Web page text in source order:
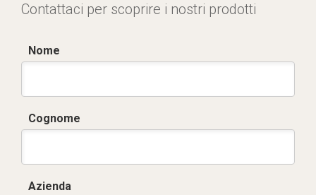
Contattaci per scoprire i nostri prodotti
Nome
Cognome
Azienda